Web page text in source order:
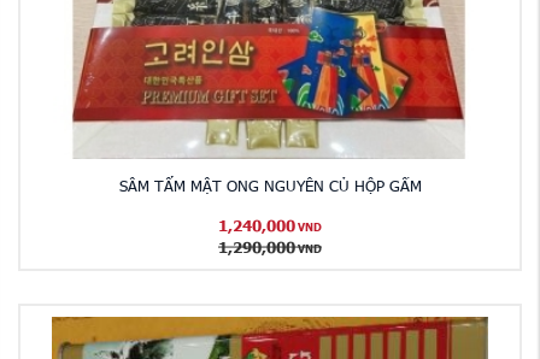
SÂM TẨM MẬT ONG NGUYÊN CỦ HỘP GẤM
1,240,000 VND
1,290,000 VND